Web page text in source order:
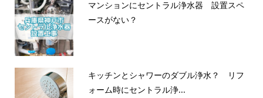
マンションにセントラル浄水器 設置スペ
ースがない？
キッチンとシャワーのダブル浄水？ リフ
ォーム時にセントラル浄...